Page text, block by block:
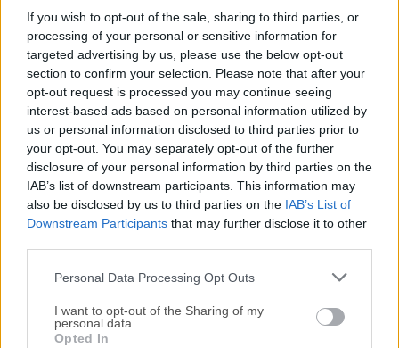
If you wish to opt-out of the sale, sharing to third parties, or
processing of your personal or sensitive information for
targeted advertising by us, please use the below opt-out
section to confirm your selection. Please note that after your
opt-out request is processed you may continue seeing
interest-based ads based on personal information utilized by
us or personal information disclosed to third parties prior to
your opt-out. You may separately opt-out of the further
disclosure of your personal information by third parties on the
IAB’s list of downstream participants. This information may
also be disclosed by us to third parties on the IAB’s List of
Downstream Participants that may further disclose it to other
Personal Data Processing Opt Outs
I want to opt-out of the Sharing of my
personal data.
Opted In
Para aquellos interesados en descargar la versión más
reciente de MongoDB Compasso leer nuestra reseña,
simplemente hazclic aquí.
Todas las versiones antiguas distribuidas en nuestro
sitio web son completamente libres de virus y están
disponibles para su descarga sin costo alguno.
Nos encantaría saber de ti
Si tienes alguna pregunta o idea que desees compartir
con nosotros, dirígete a nuestrapágina de contactoy
háznoslo saber. ¡Valoramos tu opinión!